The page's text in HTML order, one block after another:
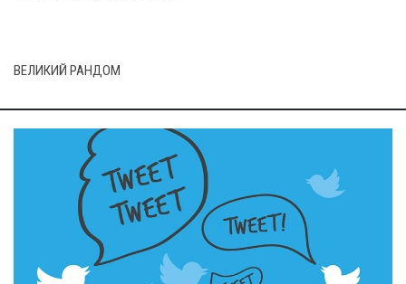
ВЕЛИКИЙ РАНДОМ